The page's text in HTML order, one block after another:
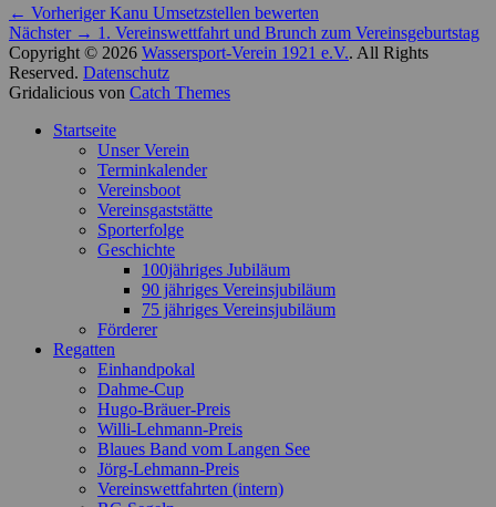
Beitragsnavigation
← Vorheriger Vorheriger
Beitrag:
Kanu Umsetzstellen bewerten
Nächster → Nächster
Beitrag:
1. Vereinswettfahrt und Brunch zum Vereinsgeburtstag
Copyright © 2026 Wassersport-Verein 1921 e.V.. All Rights
Reserved. Datenschutz
Gridalicious von Catch Themes
oben
Startseite
Unser Verein
Terminkalender
Vereinsboot
Vereinsgaststätte
Sporterfolge
Geschichte
100jähriges Jubiläum
90 jähriges Vereinsjubiläum
75 jähriges Vereinsjubiläum
Förderer
Regatten
Einhandpokal
Dahme-Cup
Hugo-Bräuer-Preis
Willi-Lehmann-Preis
Blaues Band vom Langen See
Jörg-Lehmann-Preis
Vereinswettfahrten (intern)